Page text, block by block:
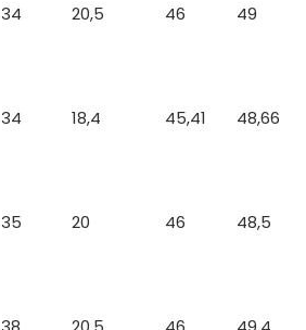
34 20,5 46 49
34 18,4 45,41 48,66
35 20 46 48,5